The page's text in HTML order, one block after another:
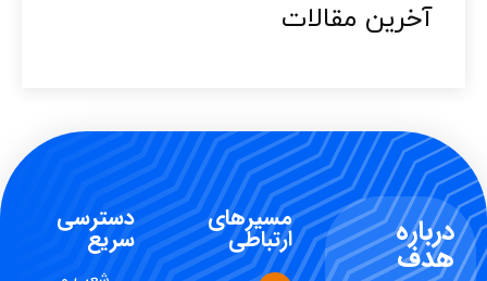
آخرین مقالات​
درباره
هدف
مسیرهای
ارتباطی
دسترسی
سریع